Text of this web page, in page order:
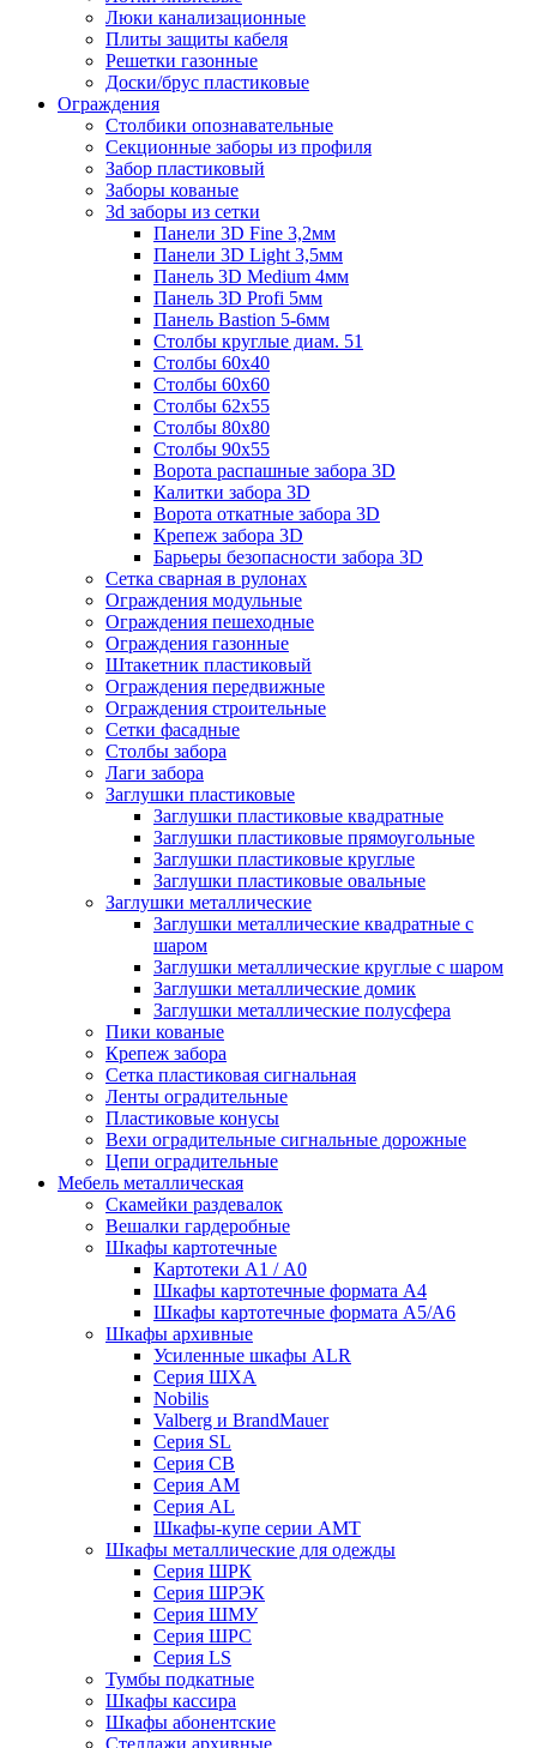
Люки канализационные
Плиты защиты кабеля
Решетки газонные
Доски/брус пластиковые
Ограждения
Столбики опознавательные
Секционные заборы из профиля
Забор пластиковый
Заборы кованые
3d заборы из сетки
Панели 3D Fine 3,2мм
Панели 3D Light 3,5мм
Панель 3D Medium 4мм
Панель 3D Profi 5мм
Панель Bastion 5-6мм
Столбы круглые диам. 51
Столбы 60х40
Столбы 60х60
Столбы 62х55
Столбы 80х80
Столбы 90х55
Ворота распашные забора 3D
Калитки забора 3D
Ворота откатные забора 3D
Крепеж забора 3D
Барьеры безопасности забора 3D
Сетка сварная в рулонах
Ограждения модульные
Ограждения пешеходные
Ограждения газонные
Штакетник пластиковый
Ограждения передвижные
Ограждения строительные
Сетки фасадные
Столбы забора
Лаги забора
Заглушки пластиковые
Заглушки пластиковые квадратные
Заглушки пластиковые прямоугольные
Заглушки пластиковые круглые
Заглушки пластиковые овальные
Заглушки металлические
Заглушки металлические квадратные с
шаром
Заглушки металлические круглые с шаром
Заглушки металлические домик
Заглушки металлические полусфера
Пики кованые
Крепеж забора
Сетка пластиковая сигнальная
Ленты оградительные
Пластиковые конусы
Вехи оградительные сигнальные дорожные
Цепи оградительные
Мебель металлическая
Скамейки раздевалок
Вешалки гардеробные
Шкафы картотечные
Картотеки А1 / А0
Шкафы картотечные формата А4
Шкафы картотечные формата А5/А6
Шкафы архивные
Усиленные шкафы ALR
Серия ШХА
Nobilis
Valberg и BrandMauer
Cерия SL
Серия СВ
Серия АМ
Серия AL
Шкафы-купе серии AMT
Шкафы металлические для одежды
Серия ШРК
Серия ШРЭК
Серия ШМУ
Серия ШРС
Серия LS
Тумбы подкатные
Шкафы кассира
Шкафы абонентские
Стеллажи архивные